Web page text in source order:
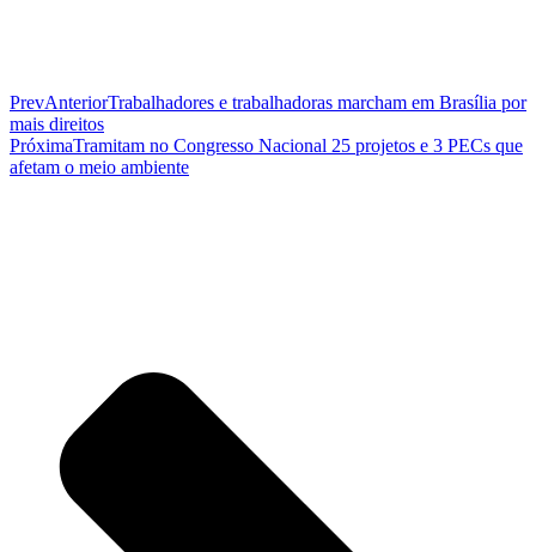
PrevAnteriorTrabalhadores e trabalhadoras marcham em Brasília por
mais direitos
PróximaTramitam no Congresso Nacional 25 projetos e 3 PECs que
afetam o meio ambiente